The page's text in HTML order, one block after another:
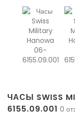
ЧАСЫ SWISS
6155.09.001 0